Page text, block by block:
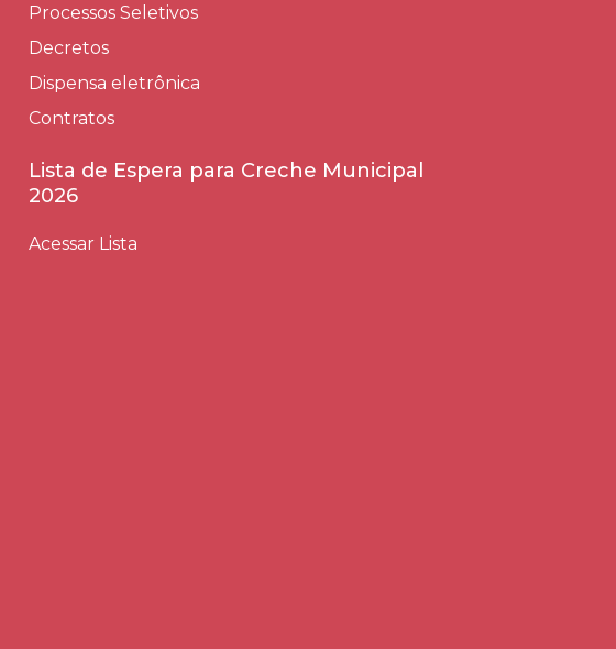
Processos Seletivos
Decretos
Dispensa eletrônica
Contratos
Lista de Espera para Creche Municipal
2026
Acessar Lista